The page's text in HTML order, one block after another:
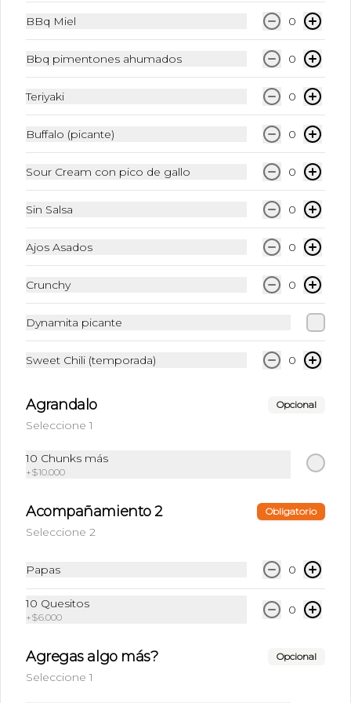
Sprite
$6.500
Té Limón
400 ml.
400 ml.
$6.500
Conócenos
Términos y condiciones
Política de privacidad
BBq Miel 0
Bbq pimentones ahumados 0
Teriyaki 0
Buffalo (picante) 0
Sour Cream con pico de gallo 0
Sin Salsa 0
Ajos Asados 0
Crunchy 0
Dynamita picante
Sweet Chili (temporada) 0
Agrandalo Opcional
Seleccione 1
10 Chunks más
+$10.000
Acompañamiento 2 Obligatorio
Seleccione 2
Papas 0
10 Quesitos
+$6.000
0
Agregas algo más? Opcional
Seleccione 1